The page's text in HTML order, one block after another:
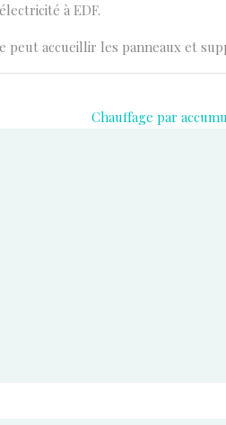
à EDF.
peut accueillir les panneaux et
Chauffage par